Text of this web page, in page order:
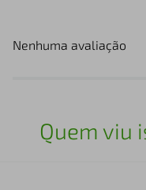
Nenhuma avaliação
Quem viu